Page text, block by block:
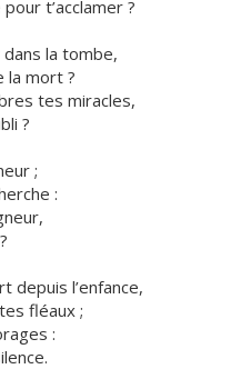
pour t’acclamer ?
dans la tombe,
la mort ?
tes miracles,
?
;
:
rt depuis l’enfance,
fléaux ;
: